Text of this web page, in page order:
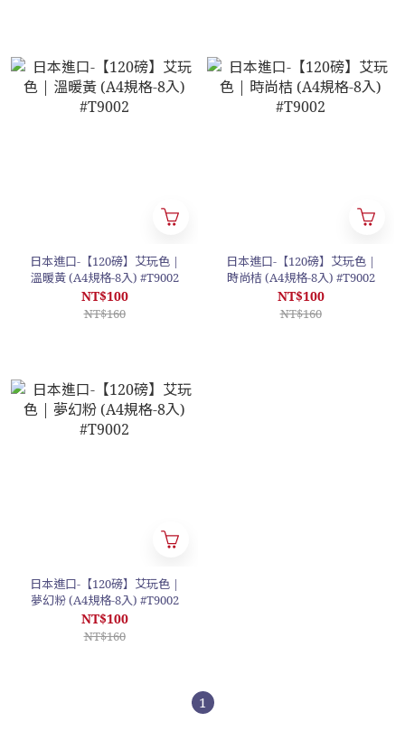
日本進口-【120磅】艾玩色 |
溫暖黃 (A4規格-8入) #T9002
NT$100
NT$160
日本進口-【120磅】艾玩色 |
時尚桔 (A4規格-8入) #T9002
NT$100
NT$160
日本進口-【120磅】艾玩色 |
夢幻粉 (A4規格-8入) #T9002
NT$100
NT$160
1